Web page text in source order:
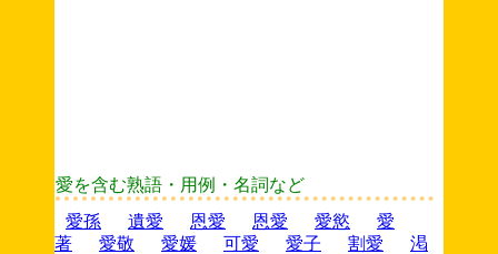
愛を含む熟語・用例・名詞など
愛孫
遺愛 恩愛 恩愛 愛慾
愛
著
愛敬 愛媛 可愛 愛子 割愛
渇